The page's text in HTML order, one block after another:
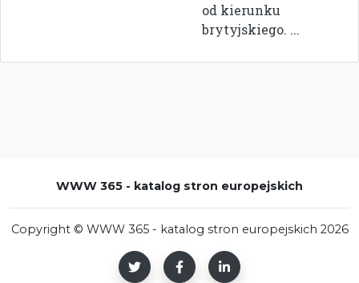
od kierunku
brytyjskiego. ...
WWW 365 - katalog stron europejskich
Copyright © WWW 365 - katalog stron europejskich 2026